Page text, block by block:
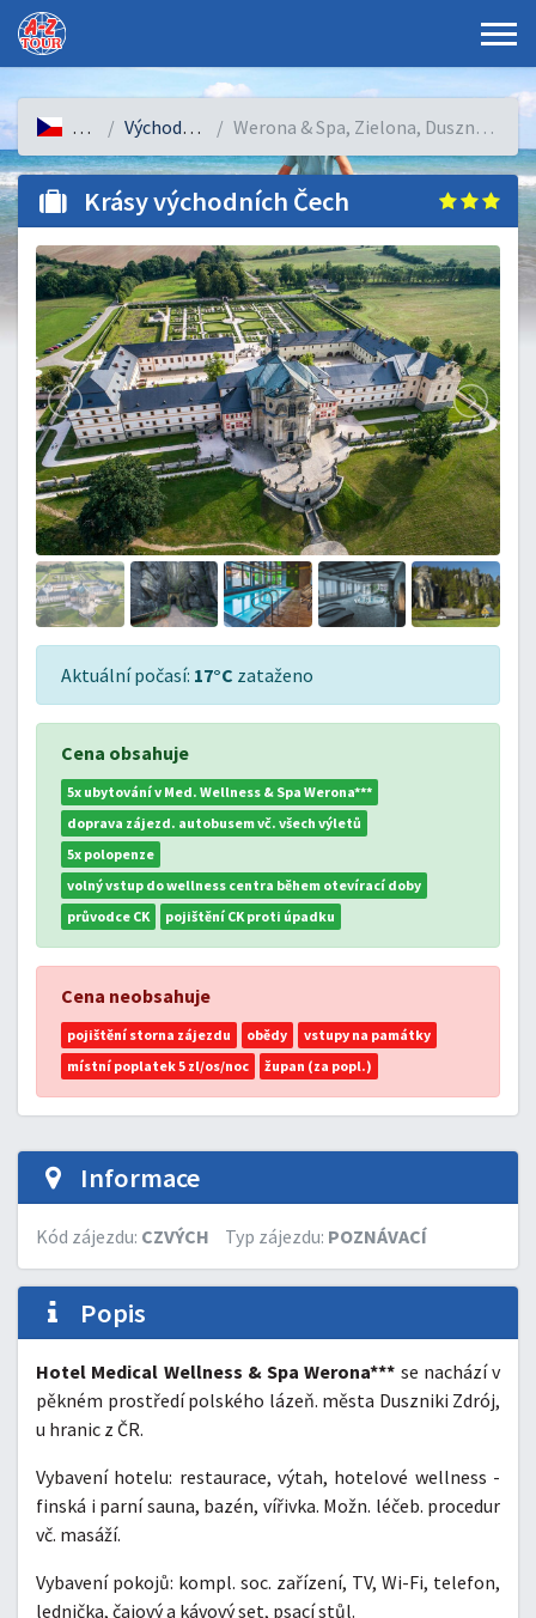
Česko Východní Čechy Werona & Spa, Zielona, Duszniki-Zdrój, Polsko
Krásy východních Čech
Aktuální počasí: 17°C zataženo
Cena obsahuje
5x ubytování v Med. Wellness & Spa Werona***
doprava zájezd. autobusem vč. všech výletů
5x polopenze
volný vstup do wellness centra během otevírací doby
průvodce CK
pojištění CK proti úpadku
Cena neobsahuje
pojištění storna zájezdu obědy
vstupy na památky
místní poplatek 5 zl/os/noc
župan (za popl.)
Informace
Kód zájezdu: CZVÝCH Typ zájezdu: POZNÁVACÍ
Popis
Hotel Medical Wellness & Spa Werona*** se nachází v
pěkném prostředí polského lázeň. města Duszniki Zdrój,
u hranic z ČR.
Vybavení hotelu: restaurace, výtah, hotelové wellness -
finská i parní sauna, bazén, vířivka. Možn. léčeb. procedur
vč. masáží.
Vybavení pokojů: kompl. soc. zařízení, TV, Wi-Fi, telefon,
lednička, čajový a kávový set, psací stůl.